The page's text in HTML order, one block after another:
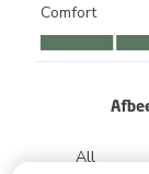
Comfort
Comfort, 3.8